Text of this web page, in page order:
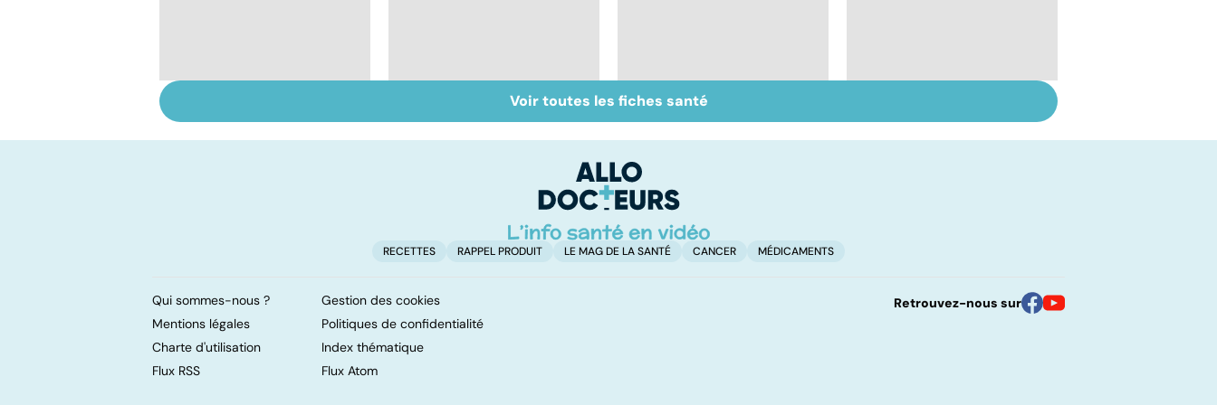
infections
Inflammation des
amygdales : que faire
Suicide : prévenir le
passage à l'acte
complexe
Voir toutes les fiches santé
RECETTES RAPPEL PRODUIT LE MAG DE LA SANTÉ CANCER MÉDICAMENTS
Qui sommes-nous ?
Gestion des cookies
Mentions légales
Politiques de confidentialité
Charte d'utilisation
Index thématique
Flux RSS
Flux Atom
Retrouvez-nous sur